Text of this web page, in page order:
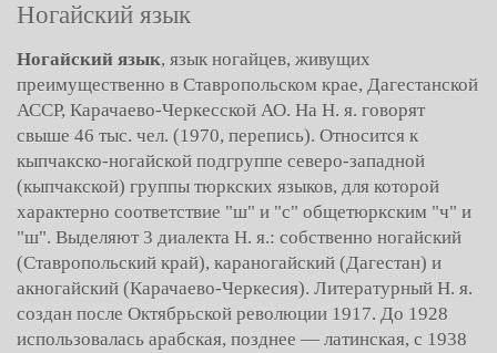
Ногайский язык
Ногайский язык, язык ногайцев, живущих
преимущественно в Ставропольском крае, Дагестанской
АССР, Карачаево-Черкесской АО. На Н. я. говорят
свыше 46 тыс. чел. (1970, перепись). Относится к
кыпчакско-ногайской подгруппе северо-западной
(кыпчакской) группы тюркских языков, для которой
характерно соответствие "ш" и "с" общетюркским "ч" и
"ш". Выделяют 3 диалекта Н. я.: собственно ногайский
(Ставропольский край), караногайский (Дагестан) и
акногайский (Карачаево-Черкесия). Литературный Н. я.
создан после Октябрьской революции 1917. До 1928
использовалась арабская, позднее — латинская, с 1938